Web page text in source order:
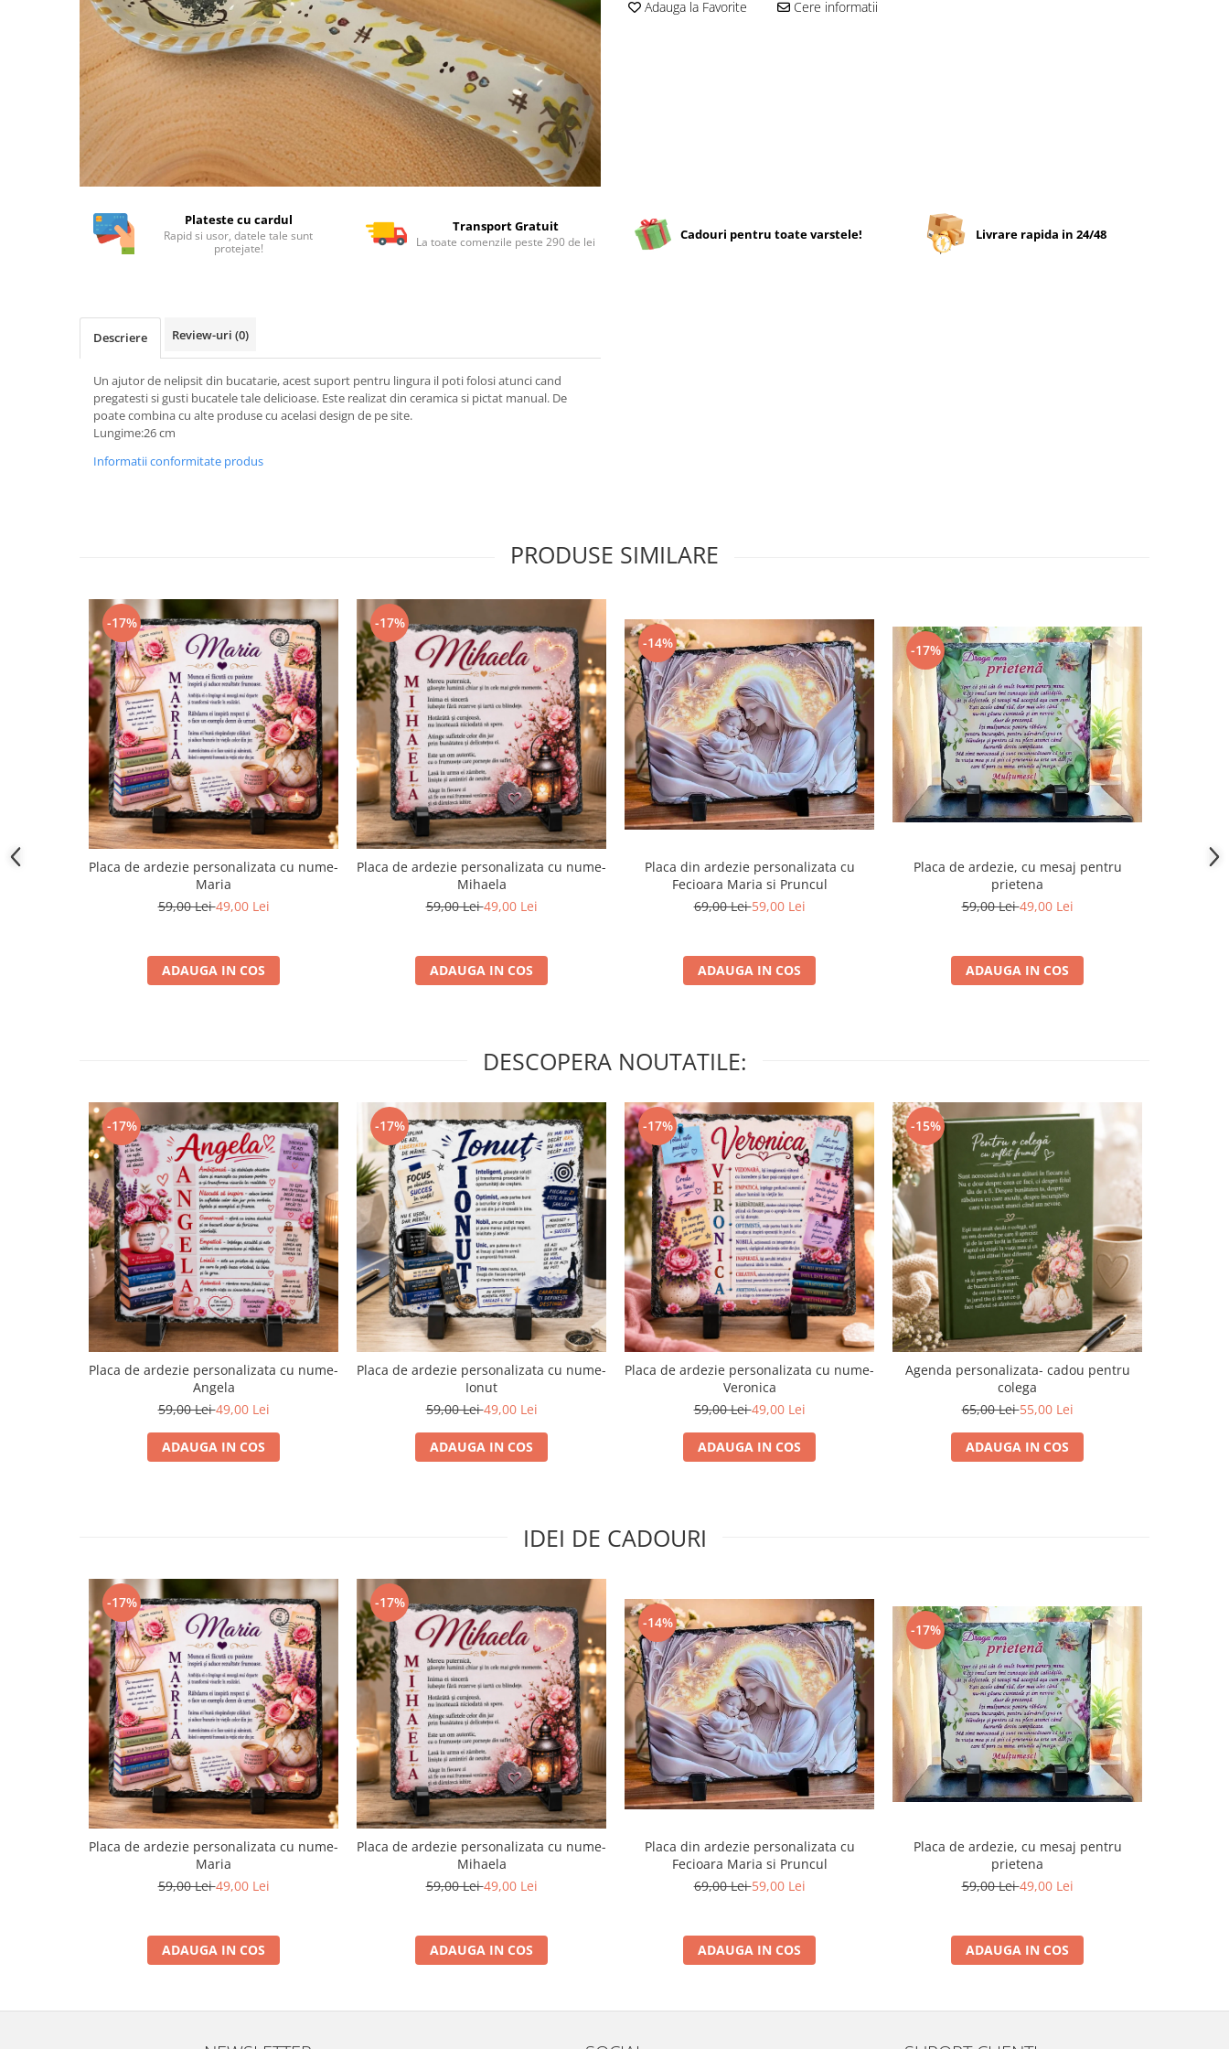
Adauga la Favorite Cere informatii
Plateste cu cardul
Rapid si usor, datele tale sunt
protejate!
Transport Gratuit
La toate comenzile peste 290 de lei Cadouri pentru toate varstele! Livrare rapida in 24/48
Descriere Review-uri (0)
Un ajutor de nelipsit din bucatarie, acest suport pentru lingura il poti folosi atunci cand
pregatesti si gusti bucatele tale delicioase. Este realizat din ceramica si pictat manual. De
poate combina cu alte produse cu acelasi design de pe site.
Lungime:26 cm
Informatii conformitate produs
PRODUSE SIMILARE
-17%
Placa de ardezie personalizata cu nume-
Maria
59,00 Lei49,00 Lei
ADAUGA IN COS
-17%
Placa de ardezie personalizata cu nume-
Mihaela
59,00 Lei49,00 Lei
ADAUGA IN COS
-14%
Placa din ardezie personalizata cu
Fecioara Maria si Pruncul
69,00 Lei59,00 Lei
ADAUGA IN COS
-17%
Placa de ardezie, cu mesaj pentru
prietena
59,00 Lei49,00 Lei
ADAUGA IN COS
Pachet/
DESCOPERA NOUTATILE:
-17%
Placa de ardezie personalizata cu nume-
Angela
59,00 Lei49,00 Lei
ADAUGA IN COS
-17%
Placa de ardezie personalizata cu nume-
Ionut
59,00 Lei49,00 Lei
ADAUGA IN COS
-17%
Placa de ardezie personalizata cu nume-
Veronica
59,00 Lei49,00 Lei
ADAUGA IN COS
-15%
Agenda personalizata- cadou pentru
colega
65,00 Lei55,00 Lei
ADAUGA IN COS
IDEI DE CADOURI
-17%
Placa de ardezie personalizata cu nume-
Maria
59,00 Lei49,00 Lei
ADAUGA IN COS
-17%
Placa de ardezie personalizata cu nume-
Mihaela
59,00 Lei49,00 Lei
ADAUGA IN COS
-14%
Placa din ardezie personalizata cu
Fecioara Maria si Pruncul
69,00 Lei59,00 Lei
ADAUGA IN COS
-17%
Placa de ardezie, cu mesaj pentru
prietena
59,00 Lei49,00 Lei
ADAUGA IN COS